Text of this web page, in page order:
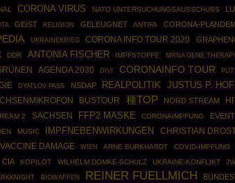
CORONA VIRUS NATO UNTERSUCHUNGSAUSSCHUSS
GEIST RELIGION GELEUGNET ANTIFA CORONA-
UKRAINEKRIEG CORONA INFO TOUR 2020
DDR ANTONIA FISCHER IMPFSTOFFE MRNA GENE
AGENDA 2030 DIVI CORONAINFO TOUR
DYATLOV PASS NSDAP REALPOLITIK JUSTUS P.
BUSTOUR 種TOP NORD STREAM
2 SACHSEN FFP2 MASKE CORONAIMPFUNG
MUSIC IMPFNEBENWIRKUNGEN CHRISTIAN
DAMAGE WIEN ARNE BURKHARDT COVID-IMPFUNG
CIA KOPILOT WILHELM DOMKE-SCHULZ UKRAINE-KONFLIKT
BIOWAFFEN REINER FUELLMICH